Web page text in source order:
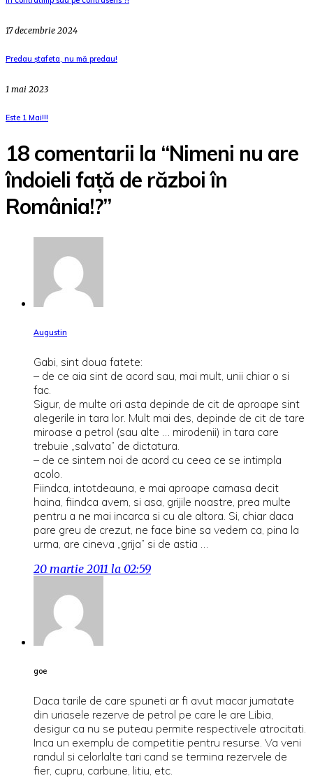
17 decembrie 2024
Predau ștafeta, nu mă predau!
1 mai 2023
Este 1 Mai!!!
18 comentarii la “Nimeni nu are
îndoieli față de război în
România!?”
Augustin
Gabi, sint doua fatete:
– de ce aia sint de acord sau, mai mult, unii chiar o si
fac.
Sigur, de multe ori asta depinde de cit de aproape sint
alegerile in tara lor. Mult mai des, depinde de cit de tare
miroase a petrol (sau alte … mirodenii) in tara care
trebuie „salvata” de dictatura.
– de ce sintem noi de acord cu ceea ce se intimpla
acolo.
Fiindca, intotdeauna, e mai aproape camasa decit
haina, fiindca avem, si asa, grijile noastre, prea multe
pentru a ne mai incarca si cu ale altora. Si, chiar daca
pare greu de crezut, ne face bine sa vedem ca, pina la
urma, are cineva „grija” si de astia …
20 martie 2011 la 02:59
goe
Daca tarile de care spuneti ar fi avut macar jumatate
din uriasele rezerve de petrol pe care le are Libia,
desigur ca nu se puteau permite respectivele atrocitati.
Inca un exemplu de competitie pentru resurse. Va veni
randul si celorlalte tari cand se termina rezervele de
fier, cupru, carbune, litiu, etc.